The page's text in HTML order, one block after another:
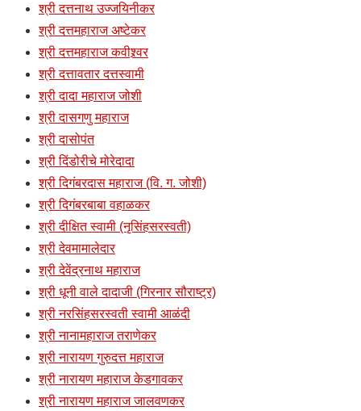
श्री दत्तनाथ उज्जयिनीकर
श्री दत्तमहाराज अष्टेकर
श्री दत्तमहाराज कवीश्र्वर
श्री दत्तावतार दत्तस्वामी
श्री दादा महाराज जोशी
श्री दासगणु महाराज
श्री दासोपंत
श्री दिंडोरीचे मोरेदादा
श्री दिगंबरदास महाराज (वि. ग. जोशी)
श्री दिगंबरबाबा वहाळकर
श्री दीक्षित स्वामी (नृसिंहसरस्वती)
श्री देवमामालेदार
श्री देवेंद्रनाथ महाराज
श्री धूनी वाले दादाजी (गिरनार सौराष्ट्र)
श्री नरसिंहसरस्वती स्वामी आळंदी
श्री नानामहाराज तराणेकर
श्री नारायण गुरुदत्त महाराज
श्री नारायण महाराज केडगावकर
श्री नारायण महाराज जालवणकर